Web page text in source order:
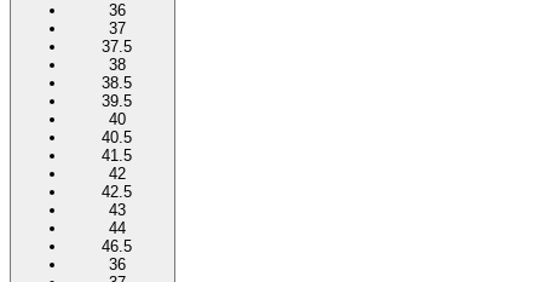
36
37
37.5
38
38.5
39.5
40
40.5
41.5
42
42.5
43
44
46.5
36